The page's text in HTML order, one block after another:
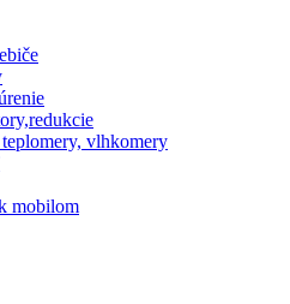
vlhkomery
mobilom